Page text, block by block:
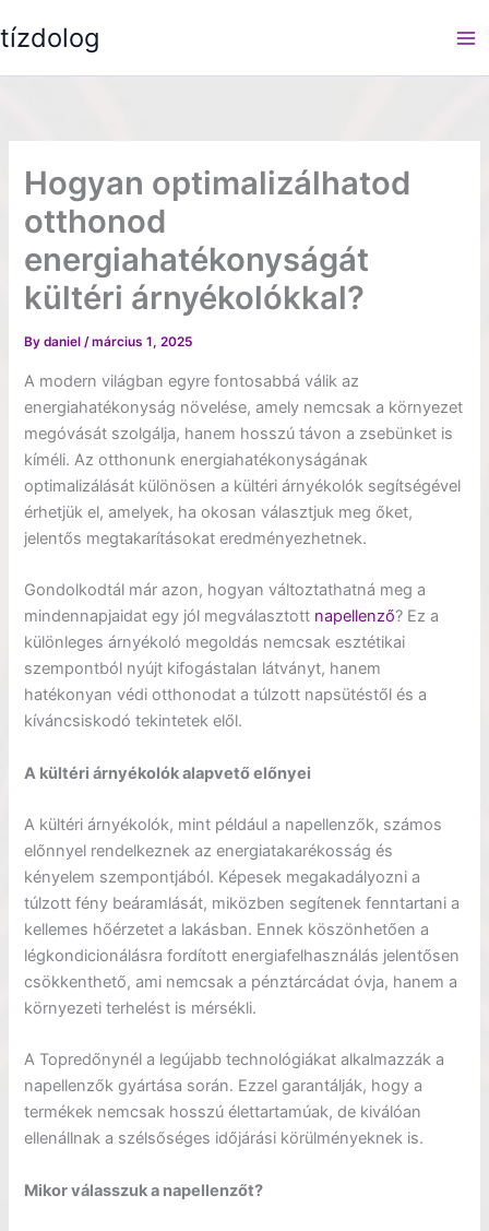
to
tízdolog
Hogyan optimalizálhatod
otthonod
energiahatékonyságát
kültéri árnyékolókkal?
Bydaniel/március 1, 2025
A modern világban egyre fontosabbá válik az
energiahatékonyság növelése, amely nemcsak a környezet
megóvását szolgálja, hanem hosszú távon a zsebünket is
kíméli. Az otthonunk energiahatékonyságának
optimalizálását különösen a kültéri árnyékolók segítségével
érhetjük el, amelyek, ha okosan választjuk meg őket,
jelentős megtakarításokat eredményezhetnek.
Gondolkodtál már azon, hogyan változtathatná meg a
mindennapjaidat egy jól megválasztott napellenző? Ez a
különleges árnyékoló megoldás nemcsak esztétikai
szempontból nyújt kifogástalan látványt, hanem
hatékonyan védi otthonodat a túlzott napsütéstől és a
kíváncsiskodó tekintetek elől.
A kültéri árnyékolók alapvető előnyei
A kültéri árnyékolók, mint például a napellenzők, számos
előnnyel rendelkeznek az energiatakarékosság és
kényelem szempontjából. Képesek megakadályozni a
túlzott fény beáramlását, miközben segítenek fenntartani a
kellemes hőérzetet a lakásban. Ennek köszönhetően a
légkondicionálásra fordított energiafelhasználás jelentősen
csökkenthető, ami nemcsak a pénztárcádat óvja, hanem a
környezeti terhelést is mérsékli.
A Topredőnynél a legújabb technológiákat alkalmazzák a
napellenzők gyártása során. Ezzel garantálják, hogy a
termékek nemcsak hosszú élettartamúak, de kiválóan
ellenállnak a szélsőséges időjárási körülményeknek is.
Mikor válasszuk a napellenzőt?